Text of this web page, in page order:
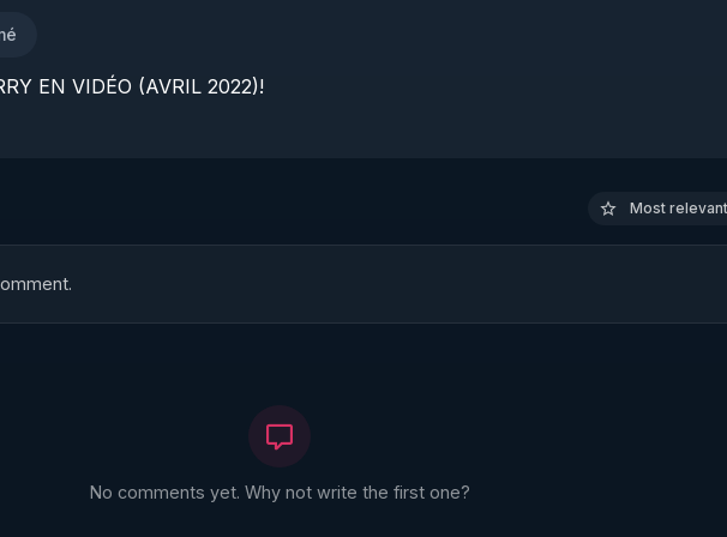
EN VIDÉO (AVRIL 2022)!
Most
No comments yet. Why not write the first one?